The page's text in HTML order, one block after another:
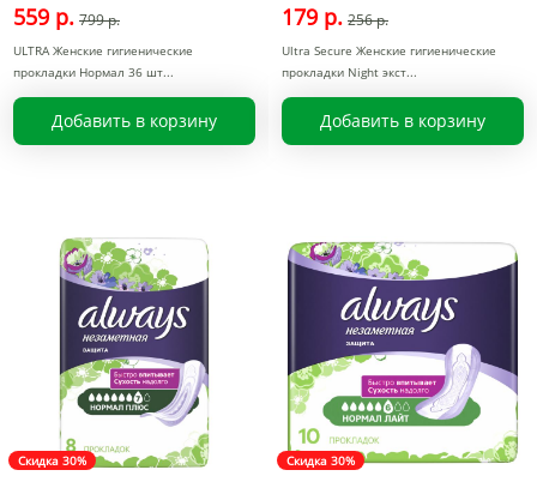
559 р. 799 р.
ULTRA Женские гигиенические
прокладки Нормал 36 шт
Добавить в корзину
179 р. 256 р.
Ultra Secure Женские гигиенические
прокладки Night экст
Добавить в корзину
Скидка 30% Скидка 30%